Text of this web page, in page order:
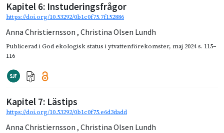
Kapitel 6: Instuderingsfrågor
https://doi.org/10.53292/0b1c0f75.7f152886
Anna Christiernsson , Christina Olsen Lundh
Publicerad iGod ekologisk status i ytvattenförekomster, maj 2024s. 115–
116
Kapitel 7: Lästips
https://doi.org/10.53292/0b1c0f75.e6d3dadd
Anna Christiernsson , Christina Olsen Lundh